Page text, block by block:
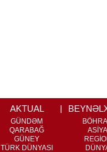
AKTUAL
GÜNDƏM
QARABAĞ
GÜNEY
TÜRK DÜNYASI
ASİYA